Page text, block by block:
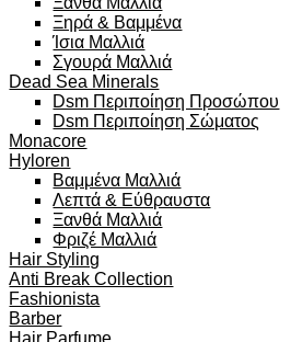
Ξηρά & Βαμμένα
Ίσια Μαλλιά
Σγουρά Μαλλιά
Dead Sea Minerals
Dsm Περιποίηση Προσώπου
Dsm Περιποίηση Σώματος
Monacore
Hyloren
Βαμμένα Μαλλιά
Λεπτά & Εύθραυστα
Ξανθά Μαλλιά
Φριζέ Μαλλιά
Hair Styling
Anti Break Collection
Fashionista
Barber